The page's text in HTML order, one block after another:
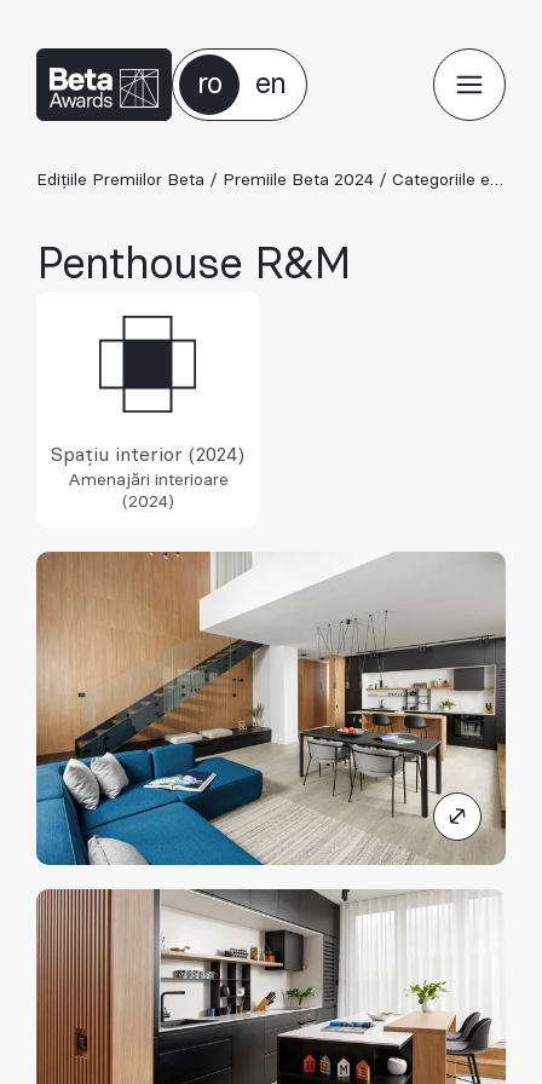
ro en
Edițiile Premiilor Beta / Premiile Beta 2024 / Categoriile ediției 2024
Penthouse R&M
Spațiu interior (2024)
Amenajări interioare
(2024)